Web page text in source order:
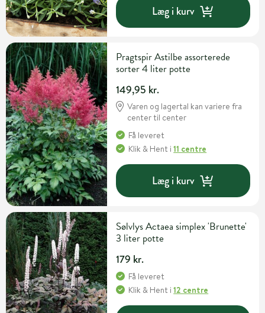
Læg i kurv
Pragtspir Astilbe assorterede
sorter 4 liter potte
149,95 kr.
Varen og lagertal kan variere fra
center til center
Få leveret
Klik & Hent i11 centre
Læg i kurv
Sølvlys Actaea simplex 'Brunette'
3 liter potte
179 kr.
Få leveret
Klik & Hent i12 centre